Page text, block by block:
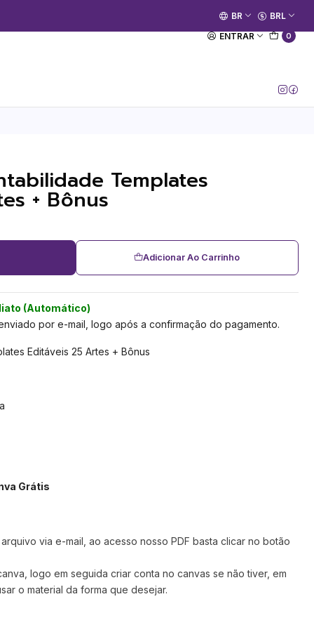
ENTRAR 0
[Entrar no Canal]
BR BRL
Templates
+ Bônus
Adicionar Ao Carrinho
(Automático)
por e-mail, logo após a confirmação do pagamento.
Editáveis 25 Artes + Bônus
Grátis
via e-mail, ao acesso nosso PDF basta clicar no botão
logo em seguida criar conta no canvas se não tiver, em
o material da forma que desejar.